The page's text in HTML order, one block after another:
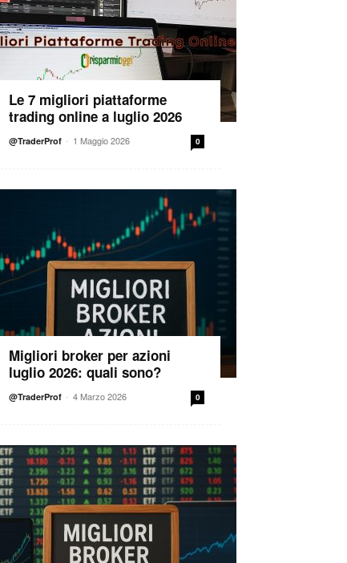
Le 7 migliori piattaforme
trading online a luglio 2026
@TraderProf - 1 Maggio 2026 0
Migliori broker per azioni
luglio 2026: quali sono?
@TraderProf - 4 Marzo 2026 0